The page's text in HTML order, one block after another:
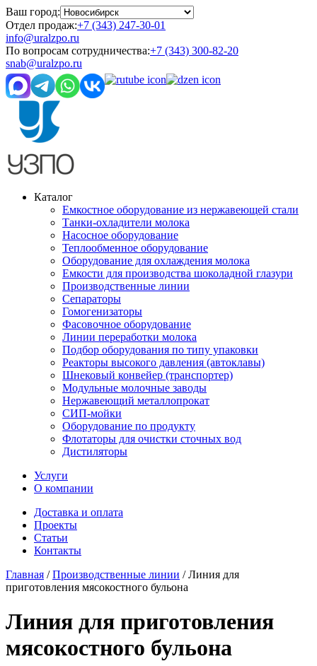
Ваш город:
Отдел продаж:+7 (343) 247-30-01
info@uralzpo.ru
По вопросам сотрудничества:+7 (343) 300-82-20
snab@uralzpo.ru
Каталог
Емкостное оборудование из нержавеющей стали
Танки-охладители молока
Насосное оборудование
Теплообменное оборудование
Оборудование для охлаждения молока
Емкости для производства шоколадной глазури
Производственные линии
Сепараторы
Гомогенизаторы
Фасовочное оборудование
Линии переработки молока
Подбор оборудования по типу упаковки
Реакторы высокого давления (автоклавы)
Шнековый конвейер (транспортер)
Модульные молочные заводы
Нержавеющий металлопрокат
СИП-мойки
Оборудование по продукту
Флотаторы для очистки сточных вод
Дистиляторы
Услуги
О компании
Доставка и оплата
Проекты
Статьи
Контакты
Главная /Производственные линии /Линия для
приготовления мясокостного бульона
Линия для приготовления
мясокостного бульона